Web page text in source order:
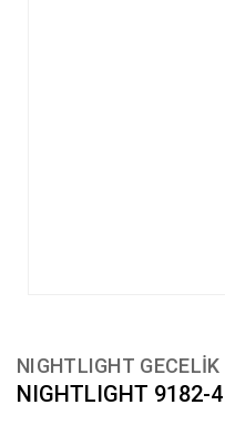
NIGHTLIGHT GECELİK
NIGHTLIGHT 9182-